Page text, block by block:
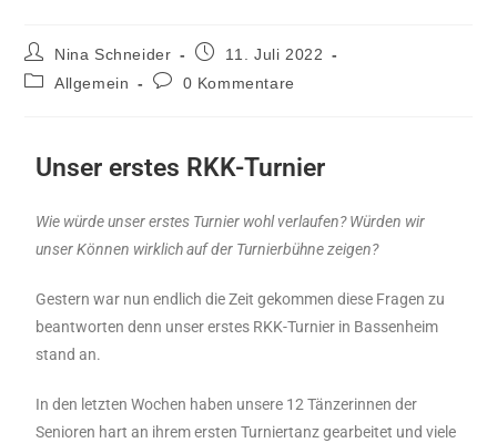
Nina Schneider
11. Juli 2022
Allgemein
0 Kommentare
Unser erstes RKK-Turnier
Wie würde unser erstes Turnier wohl verlaufen? Würden wir
unser Können wirklich auf der Turnierbühne zeigen?
Gestern war nun endlich die Zeit gekommen diese Fragen zu
beantworten denn unser erstes RKK-Turnier in Bassenheim
stand an.
In den letzten Wochen haben unsere 12 Tänzerinnen der
Senioren hart an ihrem ersten Turniertanz gearbeitet und viele